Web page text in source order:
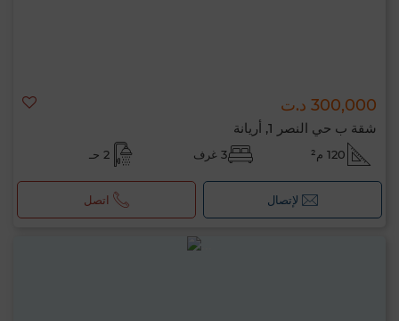
300,000 د.ت
شقة ب حي النصر 1, أريانة
120 م² 3 غرف 2 حـ
لإتصال اتصل